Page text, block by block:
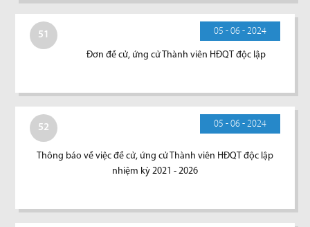
51 05 - 06 - 2024
Đơn đề cử, ứng cử Thành viên HĐQT độc lập
52 05 - 06 - 2024
Thông báo về việc đề cử, ứng cử Thành viên HĐQT độc lập
nhiệm kỳ 2021 - 2026